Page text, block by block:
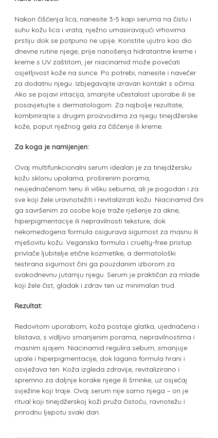
Nakon čišćenja lica, nanesite 3-5 kapi seruma na čistu i
suhu kožu lica i vrata, nježno umasiravajući vrhovima
prstiju dok se potpuno ne upije. Koristite ujutro kao dio
dnevne rutine njege, prije nanošenja hidratantne kreme i
kreme s UV zaštitom, jer niacinamid može povećati
osjetljivost kože na sunce. Po potrebi, nanesite i navečer
za dodatnu njegu. Izbjegavajte izravan kontakt s očima.
Ako se pojavi iritacija, smanjite učestalost uporabe ili se
posavjetujte s dermatologom. Za najbolje rezultate,
kombinirajte s drugim proizvodima za njegu tinejdžerske
kože, poput nježnog gela za čišćenje ili kreme.
Za koga je namijenjen:
Ovaj multifunkcionalni serum idealan je za tinejdžersku
kožu sklonu upalama, proširenim porama,
neujednačenom tenu ili višku sebuma, ali je pogodan i za
sve koji žele uravnotežiti i revitalizirati kožu. Niacinamid čini
ga savršenim za osobe koje traže rješenje za akne,
hiperpigmentacije ili nepravilnosti teksture, dok
nekomedogena formula osigurava sigurnost za masnu ili
mješovitu kožu. Veganska formula i cruelty-free pristup
privlače ljubitelje etične kozmetike, a dermatološki
testirana sigurnost čini ga pouzdanim izborom za
svakodnevnu jutarnju njegu. Serum je praktičan za mlade
koji žele čist, gladak i zdrav ten uz minimalan trud.
Rezultat:
Redovitom uporabom, koža postaje glatka, ujednačena i
blistava, s vidljivo smanjenim porama, nepravilnostima i
masnim sjajem. Niacinamid regulira sebum, smanjuje
upale i hiperpigmentacije, dok lagana formula hrani i
osvježava ten. Koža izgleda zdravije, revitalizirano i
spremno za daljnje korake njege ili šminke, uz osjećaj
svježine koji traje. Ovaj serum nije samo njega – on je
ritual koji tinejdžerskoj koži pruža čistoću, ravnotežu i
prirodnu ljepotu svaki dan.